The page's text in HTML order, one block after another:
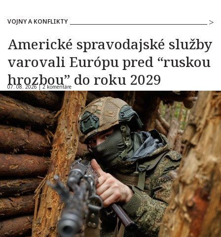
VOJNY A KONFLIKTY
Americké spravodajské služby
varovali Európu pred “ruskou
hrozbou” do roku 2029
07. 08. 2026 |2 komentáre